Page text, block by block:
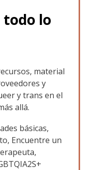
todo lo
material
y
y trans en el
allá.
básicas,
Encuentre un